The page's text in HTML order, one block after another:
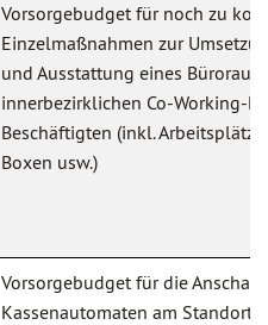
Vorsorgebudget für noch zu
Einzelmaßnahmen zur
und Ausstattung eines
innerbezirklichen Co-Working-
Beschäftigten (inkl.
Boxen usw.)
Vorsorgebudget für die
Kassenautomaten am Standort